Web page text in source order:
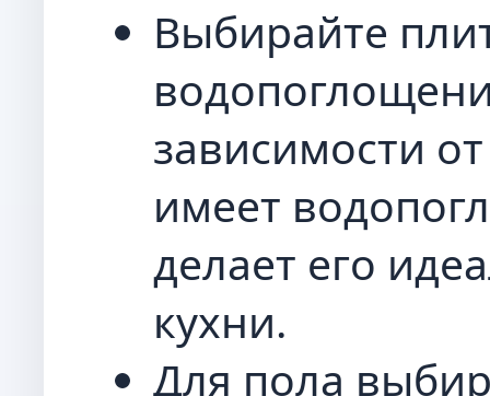
Выбирайте
зависимости
имеет
делает его
кухни.
Для пола